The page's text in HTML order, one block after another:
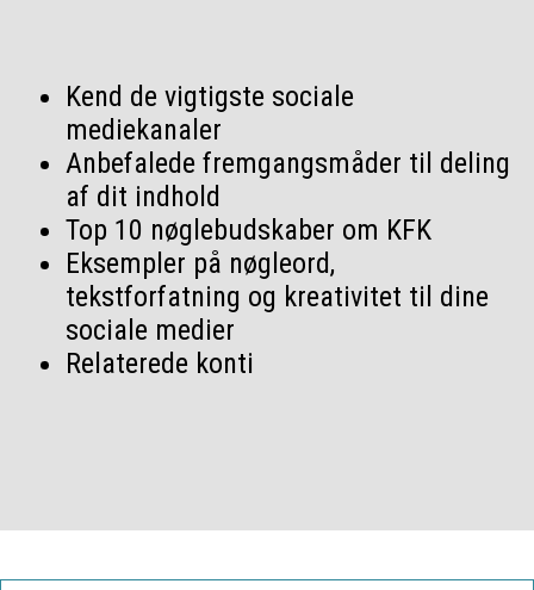
Kend de vigtigste sociale
mediekanaler
Anbefalede fremgangsmåder til deling
af dit indhold
Top 10 nøglebudskaber om KFK
Eksempler på nøgleord,
tekstforfatning og kreativitet til dine
sociale medier
Relaterede konti